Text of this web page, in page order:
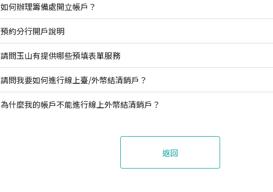
如何辦理籌備處開立帳戶？
預約分行開戶說明
請問玉山有提供哪些預填表單服務
請問我要如何進行線上臺/外幣結清銷戶？
為什麼我的帳戶不能進行線上外幣結清銷戶？
返回